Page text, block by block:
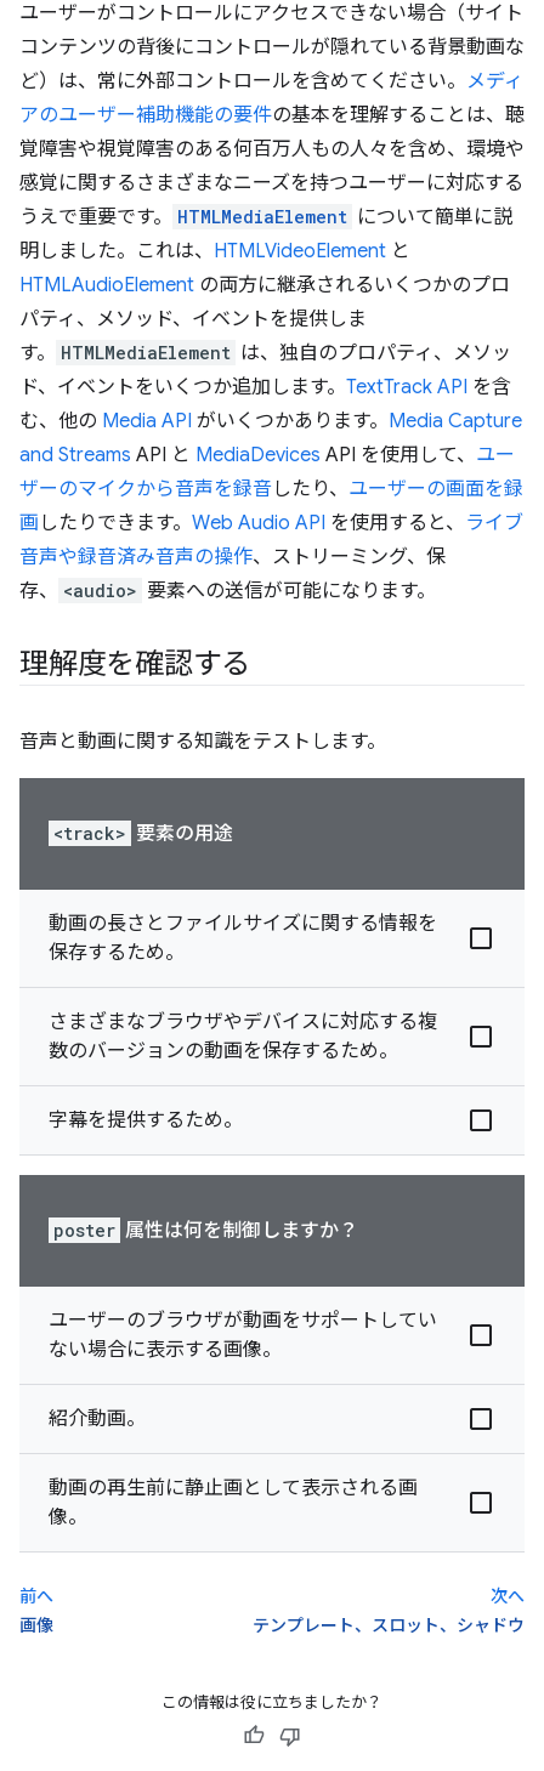
ユーザーがコントロールにアクセスできない場合（サイト
コンテンツの背後にコントロールが隠れている背景動画な
ど）は、常に外部コントロールを含めてください。 メディ
アのユーザー補助機能の要件の基本を理解することは、聴
覚障害や視覚障害のある何百万人もの人々を含め、環境や
感覚に関するさまざまなニーズを持つユーザーに対応する
うえで重要です。
HTMLMediaElement について簡単に説
明しました。これは、 HTMLVideoElement と
HTMLAudioElement の両方に継承されるいくつかのプロ
パティ、メソッド、イベントを提供しま
す。
HTMLMediaElement は、独自のプロパティ、メソッ
ド、イベントをいくつか追加します。 TextTrack API を含
む、他の Media API がいくつかあります。 Media Capture
and Streams API と MediaDevices API を使用して、 ユー
ザーのマイクから音声を録音したり、 ユーザーの画面を録
画 したりできます。 Web Audio API を使用すると、 ライブ
音声や録音済み音声の操作、ストリーミング、保
存、
<audio> 要素への送信が可能になります。
理解度を確認する
音声と動画に関する知識をテストします。
<track> 要素の用途
動画の長さとファイルサイズに関する情報を
保存するため。
さまざまなブラウザやデバイスに対応する複
数のバージョンの動画を保存するため。
字幕を提供するため。
poster 属性は何を制御しますか？
ユーザーのブラウザが動画をサポートしてい
ない場合に表示する画像。
紹介動画。
動画の再生前に静止画として表示される画
像。
前へ
画像
次へ
テンプレート、スロット、シャドウ
この情報は役に立ちましたか？